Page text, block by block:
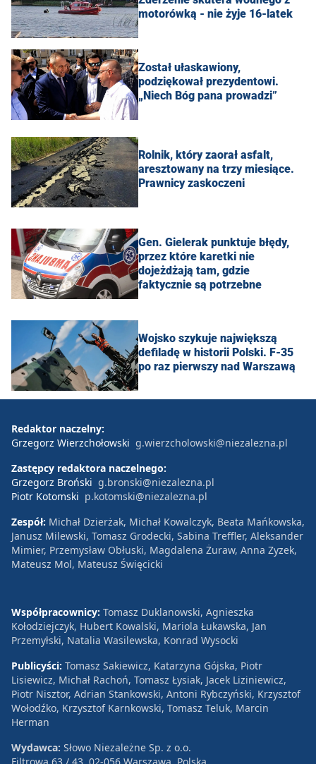
motorówką - nie żyje 16-latek
Został ułaskawiony,
podziękował prezydentowi.
„Niech Bóg pana prowadzi”
Rolnik, który zaorał asfalt,
aresztowany na trzy miesiące.
Prawnicy zaskoczeni
Gen. Gielerak punktuje błędy,
przez które karetki nie
dojeżdżają tam, gdzie
faktycznie są potrzebne
Wojsko szykuje największą
defiladę w historii Polski. F-35
po raz pierwszy nad Warszawą
Redaktor naczelny:
Grzegorz Wierzchołowski g.wierzcholowski@niezalezna.pl
Zastępcy redaktora naczelnego:
Grzegorz Broński g.bronski@niezalezna.pl
Piotr Kotomski p.kotomski@niezalezna.pl
Zespół: Michał Dzierżak, Michał Kowalczyk, Beata Mańkowska,
Janusz Milewski, Tomasz Grodecki, Sabina Treffler, Aleksander
Mimier, Przemysław Obłuski, Magdalena Żuraw, Anna Zyzek,
Mateusz Mol, Mateusz Święcicki
Współpracownicy: Tomasz Duklanowski, Agnieszka
Kołodziejczyk, Hubert Kowalski, Mariola Łukawska, Jan
Przemyłski, Natalia Wasilewska, Konrad Wysocki
Publicyści: Tomasz Sakiewicz, Katarzyna Gójska, Piotr
Lisiewicz, Michał Rachoń, Tomasz Łysiak, Jacek Liziniewicz,
Piotr Nisztor, Adrian Stankowski, Antoni Rybczyński, Krzysztof
Wołodźko, Krzysztof Karnkowski, Tomasz Teluk, Marcin
Herman
Wydawca: Słowo Niezależne Sp. z o.o.
Filtrowa 63 / 43, 02-056 Warszawa, Polska